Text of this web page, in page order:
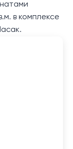
в комплексе